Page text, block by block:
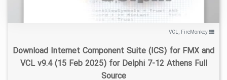
VCL, FireMonkey
Download Internet Component Suite (ICS) for FMX and
VCL v9.4 (15 Feb 2025) for Delphi 7-12 Athens Full
Source